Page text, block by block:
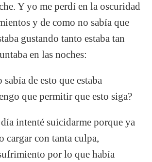
Y yo me perdí en la oscuridad
y de como no sabía que
gustando tanto estaba tan
en las noches:
de esto que estaba
que permitir que esto siga?
intenté suicidarme porque ya
cargar con tanta culpa,
por lo que había